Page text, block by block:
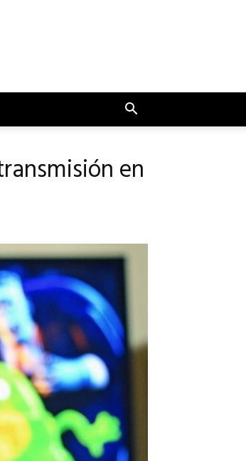
en